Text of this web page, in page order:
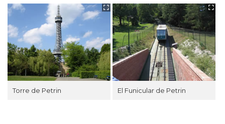
Torre de Petrin El Funicular de Petrin